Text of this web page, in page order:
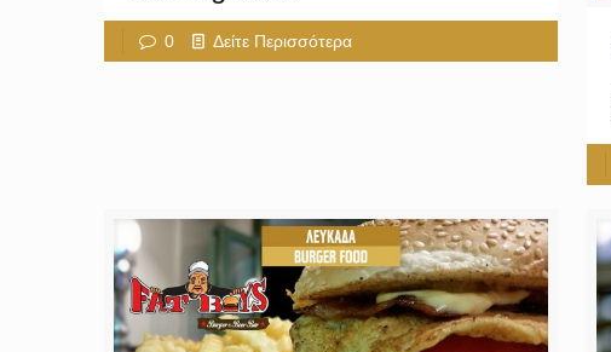
0 Δείτε Περισσότερα